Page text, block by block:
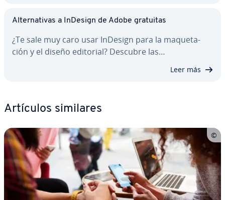
Al­te­r­na­ti­vas a InDesign de Adobe gratuitas
¿Te sale muy caro usar InDesign para la ma­que­ta­
ción y el diseño editorial? Descubre las…
Leer más
Artículos similares